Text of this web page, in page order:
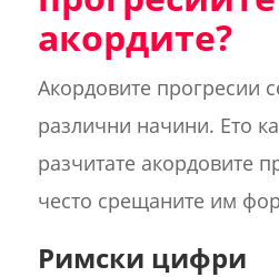
акордите?
Акордовите прогресии
различни начини. Ето
разчитате акордовите
често срещаните им
Римски цифри